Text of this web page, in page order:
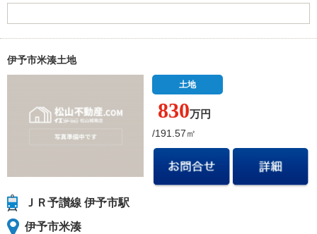
伊予市米湊土地
土地
830万円
/191.57㎡
ＪＲ予讃線 伊予市駅
伊予市米湊